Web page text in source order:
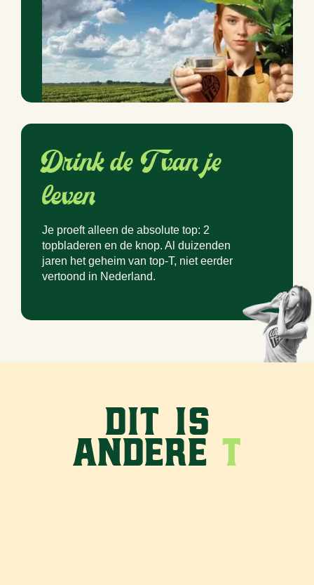
Drink de T van je
leven
Je proeft alleen de absolute top: 2
topbladeren en de knop. Al duizenden
jaren het geheim van top-T, niet eerder
vertoond in Nederland.
Dit is
andere T